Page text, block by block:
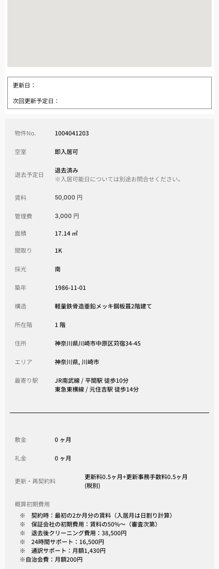
物件No. 1004041203
空室 即入居可
退去予定日
退去済み
※入居可能日については別途お問合せください。
賃料 50,000 円
管理費 3,000 円
面積 17.14 ㎡
間取り 1K
採光 南
築年 1986-11-01
構造 軽量鉄骨造亜鉛メッキ鋼板葺2階建て
所在階 1 階
住所 神奈川県川崎市中原区苅宿34-45
エリア 神奈川県, 川崎市
最寄り駅
JR南武線 / 平間駅 徒歩10分
東急東横線 / 元住吉駅 徒歩14分
敷金 0 ヶ月
礼金 0 ヶ月
更新・再契約料
更新料0.5ヶ月+更新事務手数料0.5ヶ月
(税別)
概算初期費用
※ 契約時：最初の2か月分の賃料（入居月は日割り計算）
※ 保証会社の初期費用：賃料の50%～（審査次第）
※ 退去後クリーニング費用：38,500円
※ 24時間サポート：16,500円
※ 通訳サポート：月額1,430円
※自治会費：月額200円
更新日：
次回更新予定日：